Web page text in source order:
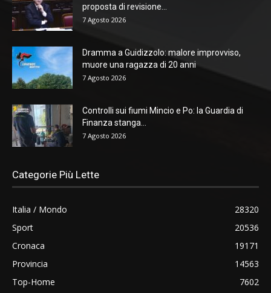
proposta di revisione...
7 Agosto 2026
Dramma a Guidizzolo: malore improvviso,
muore una ragazza di 20 anni
7 Agosto 2026
Controlli sui fiumi Mincio e Po: la Guardia di
Finanza stanga...
7 Agosto 2026
Categorie Più Lette
Italia / Mondo
28320
Sport
20536
Cronaca
19171
Provincia
14563
Top-Home
7602